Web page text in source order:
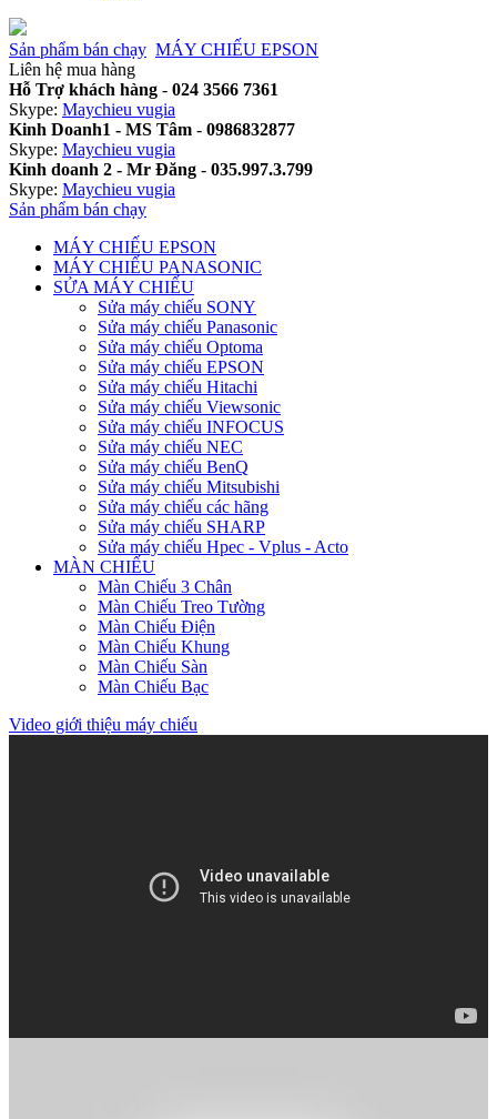
Sản phẩm bán chạy MÁY CHIẾU EPSON
Liên hệ mua hàng
Hỗ Trợ khách hàng - 024 3566 7361
Skype: Maychieu vugia
Kinh Doanh1 - MS Tâm - 0986832877
Skype: Maychieu vugia
Kinh doanh 2 - Mr Đăng - 035.997.3.799
Skype: Maychieu vugia
Sản phẩm bán chạy
MÁY CHIẾU EPSON
MÁY CHIẾU PANASONIC
SỬA MÁY CHIẾU
Sửa máy chiếu SONY
Sửa máy chiếu Panasonic
Sửa máy chiếu Optoma
Sửa máy chiếu EPSON
Sửa máy chiếu Hitachi
Sửa máy chiếu Viewsonic
Sửa máy chiếu INFOCUS
Sửa máy chiếu NEC
Sửa máy chiếu BenQ
Sửa máy chiếu Mitsubishi
Sửa máy chiếu các hãng
Sửa máy chiếu SHARP
Sửa máy chiếu Hpec - Vplus - Acto
MÀN CHIẾU
Màn Chiếu 3 Chân
Màn Chiếu Treo Tường
Màn Chiếu Điện
Màn Chiếu Khung
Màn Chiếu Sàn
Màn Chiếu Bạc
Video giới thiệu máy chiếu